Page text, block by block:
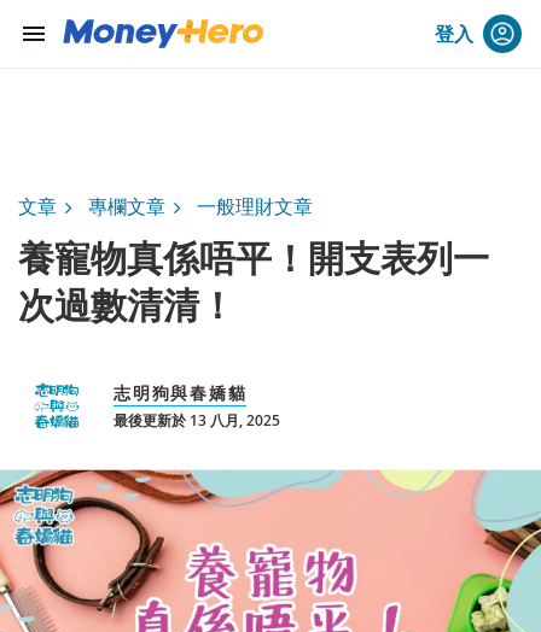
menu 登入
文章 專欄文章 一般理財文章
養寵物真係唔平！開支表列一
次過數清清！
志明狗與春嬌貓
最後更新於 13 八月, 2025